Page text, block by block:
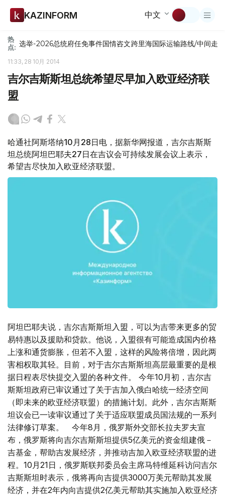
KAZINFORM 中文
热
点: 选举-2026总统府任免事件国情咨文跨里海国际运输路线/中间走廊
11:33, 28 10月 2014
吉尔吉斯斯坦总统希望尽早加入欧亚经济联
盟
哈通社阿斯塔纳10月28日电，据新华网报道，吉尔吉斯斯
坦总统阿坦巴耶夫27日在吉议会可持续发展会议上表示，
希望吉尽快加入欧亚经济联盟。
阿坦巴耶夫说，吉尔吉斯斯坦入盟，可以为吉带来更多的贸
易特惠以及援助和贷款。他说，入盟很有可能造成国内价格
上涨和通货膨胀，但若不入盟，这样的风险将倍增，因此两
害相权取其轻。目前，对于吉尔吉斯斯坦高层最重要的是根
据日程表尽快提交入盟的各种文件。 今年10月初，吉尔吉
斯斯坦政府已审议通过了关于吉加入俄白哈统一经济空间
（即未来的欧亚经济联盟）的措施计划。此外，吉尔吉斯斯
坦议会已一读审议通过了关于适应联盟成员国法规的一系列
法律修订草案。 今年8月，俄罗斯外交部长拉夫罗夫宣
布，俄罗斯将向吉尔吉斯斯坦提供5亿美元的资金组建俄－
吉基金，帮助吉发展经济，并推动吉加入欧亚经济联盟的进
程。10月21日，俄罗斯联邦委员会主席马特维延科访问吉尔
吉斯斯坦时表示，俄将再向吉提供3000万美元帮助其发展
经济，并在2年内向吉提供2亿美元帮助其实施加入欧亚经济